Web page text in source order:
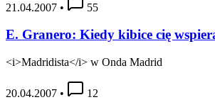
21.04.2007 • 55
E. Granero: Kiedy kibice cię
<i>Madridista</i> w Onda Madrid
20.04.2007 • 12